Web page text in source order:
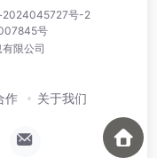
2024045727号-2
号
限公司
作 关于我们